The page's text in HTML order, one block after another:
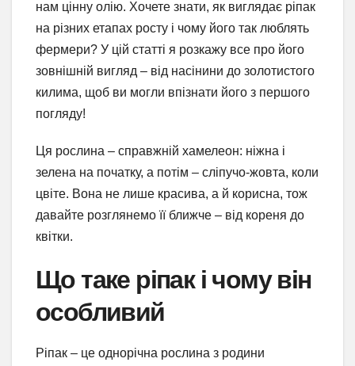
нам цінну олію. Хочете знати, як виглядає ріпак
на різних етапах росту і чому його так люблять
фермери? У цій статті я розкажу все про його
зовнішній вигляд – від насінини до золотистого
килима, щоб ви могли впізнати його з першого
погляду!
Ця рослина – справжній хамелеон: ніжна і
зелена на початку, а потім – сліпучо-жовта, коли
цвіте. Вона не лише красива, а й корисна, тож
давайте розглянемо її ближче – від кореня до
квітки.
Що таке ріпак і чому він
особливий
Ріпак – це однорічна рослина з родини